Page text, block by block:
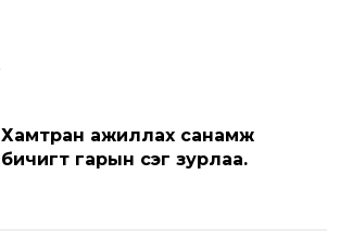
Хамтран ажиллах санамж
бичигт гарын үсэг зурлаа.